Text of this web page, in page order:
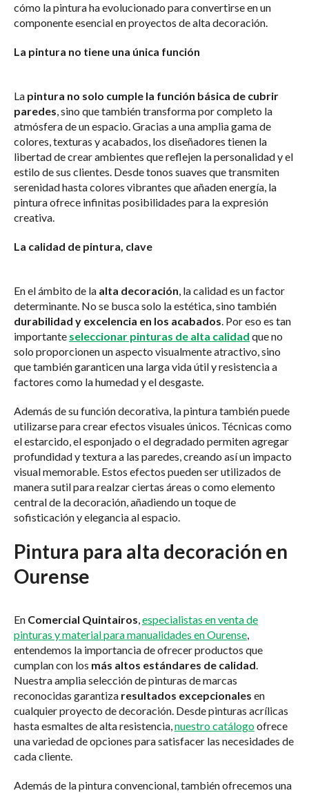
cómo la pintura ha evolucionado para convertirse en un
componente esencial en proyectos de alta decoración.
La pintura no tiene una única función
La pintura no solo cumple la función básica de cubrir
paredes, sino que también transforma por completo la
atmósfera de un espacio. Gracias a una amplia gama de
colores, texturas y acabados, los diseñadores tienen la
libertad de crear ambientes que reflejen la personalidad y el
estilo de sus clientes. Desde tonos suaves que transmiten
serenidad hasta colores vibrantes que añaden energía, la
pintura ofrece infinitas posibilidades para la expresión
creativa.
La calidad de pintura, clave
En el ámbito de la alta decoración, la calidad es un factor
determinante. No se busca solo la estética, sino también
durabilidad y excelencia en los acabados. Por eso es tan
importante seleccionar pinturas de alta calidad que no
solo proporcionen un aspecto visualmente atractivo, sino
que también garanticen una larga vida útil y resistencia a
factores como la humedad y el desgaste.
Además de su función decorativa, la pintura también puede
utilizarse para crear efectos visuales únicos. Técnicas como
el estarcido, el esponjado o el degradado permiten agregar
profundidad y textura a las paredes, creando así un impacto
visual memorable. Estos efectos pueden ser utilizados de
manera sutil para realzar ciertas áreas o como elemento
central de la decoración, añadiendo un toque de
sofisticación y elegancia al espacio.
Pintura para alta decoración en
Ourense
En Comercial Quintairos,especialistas en venta de
pinturas y material para manualidades en Ourense,
entendemos la importancia de ofrecer productos que
cumplan con los más altos estándares de calidad.
Nuestra amplia selección de pinturas de marcas
reconocidas garantiza resultados excepcionales en
cualquier proyecto de decoración. Desde pinturas acrílicas
hasta esmaltes de alta resistencia,nuestro catálogoofrece
una variedad de opciones para satisfacer las necesidades de
cada cliente.
Además de la pintura convencional, también ofrecemos una